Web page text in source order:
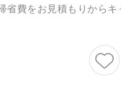
費をお見積もりから